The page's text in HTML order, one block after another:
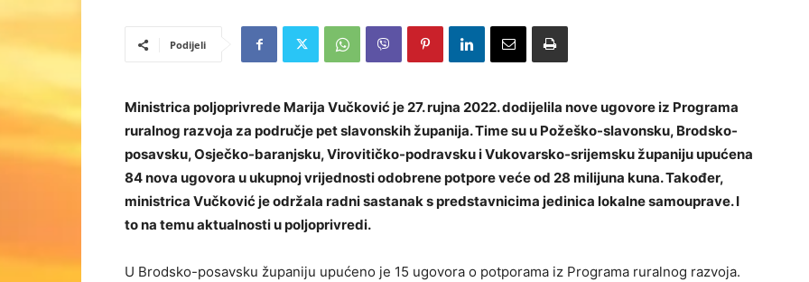
Podijeli
Ministrica poljoprivrede Marija Vučković je 27. rujna 2022. dodijelila nove ugovore iz Programa
ruralnog razvoja za područje pet slavonskih županija. Time su u Požeško-slavonsku, Brodsko-
posavsku, Osječko-baranjsku, Virovitičko-podravsku i Vukovarsko-srijemsku županiju upućena
84 nova ugovora u ukupnoj vrijednosti odobrene potpore veće od 28 milijuna kuna. Također,
ministrica Vučković je održala radni sastanak s predstavnicima jedinica lokalne samouprave. I
to na temu aktualnosti u poljoprivredi.
U Brodsko-posavsku županiju upućeno je 15 ugovora o potporama iz Programa ruralnog razvoja.